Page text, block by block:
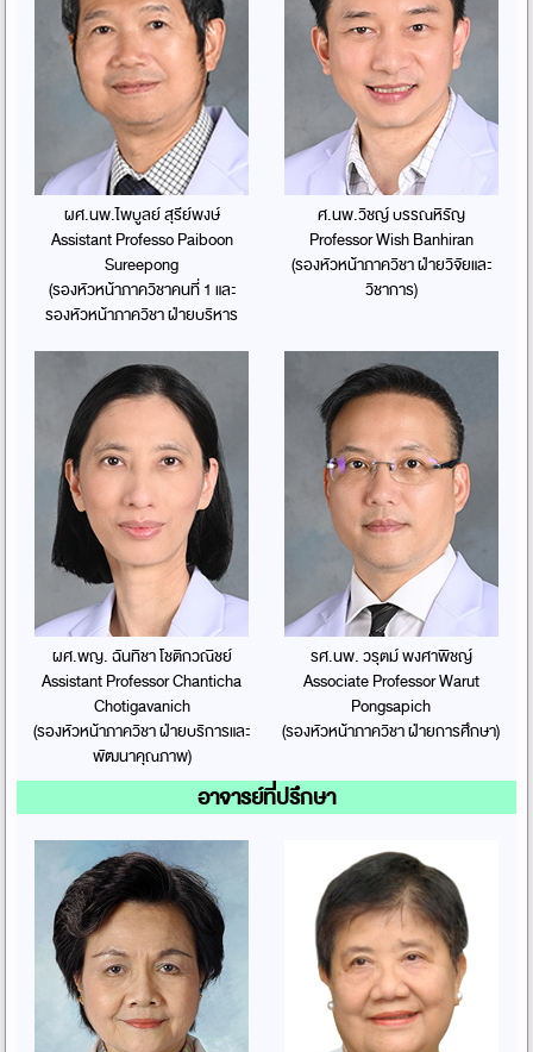
ผศ.นพ.ไพบูลย์ สุรีย์พงษ์
Assistant Professo Paiboon
Sureepong
(รองหัวหน้าภาควิชาคนที่ 1 และ
รองหัวหน้าภาควิชา ฝ่ายบริหาร
ศ.นพ.วิชญ์ บรรณหิรัญ
Professor Wish Banhiran
(รองหัวหน้าภาควิชา ฝ่ายวิจัยและ
วิชาการ)
ผศ.พญ. ฉันทิชา โชติกวณิชย์
Assistant Professor Chanticha
Chotigavanich
(รองหัวหน้าภาควิชา ฝ่ายบริการและ
พัฒนาคุณภาพ)
รศ.นพ. วรุตม์ พงศาพิชญ์
Associate Professor Warut
Pongsapich
(รองหัวหน้าภาควิชา ฝ่ายการศึกษา)
อาจารย์ที่ปรึกษา